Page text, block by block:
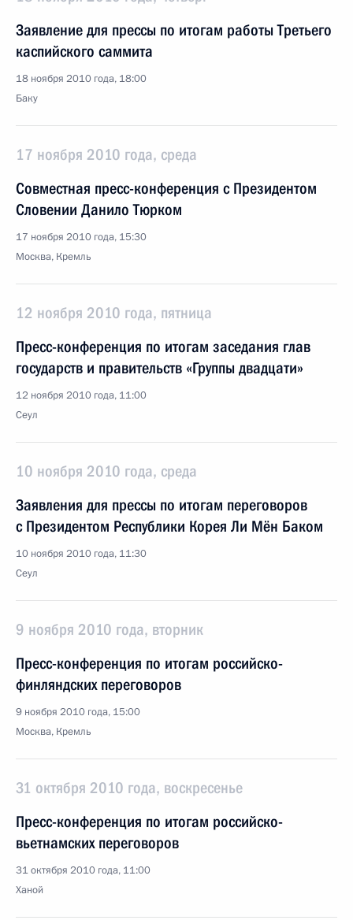
Заявление для прессы по итогам работы Третьего
каспийского саммита
18 ноября 2010 года, 18:00
Баку
17 ноября 2010 года, среда
Совместная пресс-конференция с Президентом
Словении Данило Тюрком
17 ноября 2010 года, 15:30
Москва, Кремль
12 ноября 2010 года, пятница
Пресс-конференция по итогам заседания глав
государств и правительств «Группы двадцати»
12 ноября 2010 года, 11:00
Сеул
10 ноября 2010 года, среда
Заявления для прессы по итогам переговоров
с Президентом Республики Корея Ли Мён Баком
10 ноября 2010 года, 11:30
Сеул
9 ноября 2010 года, вторник
Пресс-конференция по итогам российско-
финляндских переговоров
9 ноября 2010 года, 15:00
Москва, Кремль
31 октября 2010 года, воскресенье
Пресс-конференция по итогам российско-
вьетнамских переговоров
31 октября 2010 года, 11:00
Ханой